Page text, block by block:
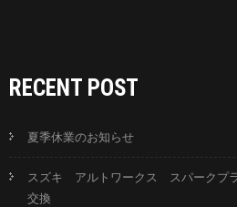
RECENT POST
夏季休業のお知らせ
スズキ アルトワークス スパークプ
交換